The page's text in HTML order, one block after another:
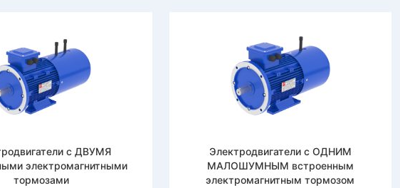
с ДВУМЯ
электромагнитными
тормозами
Электродвигатели с ОДНИМ
МАЛОШУМНЫМ встроенным
электромагнитным тормозом